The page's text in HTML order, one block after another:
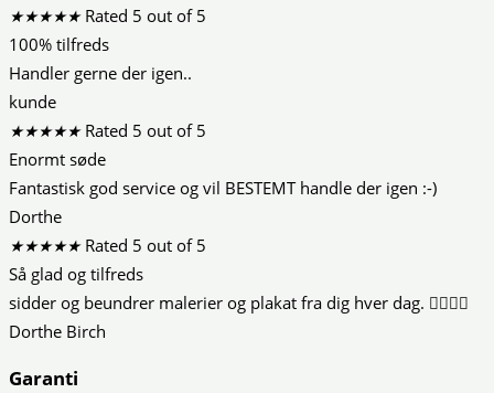
★★★★★ Rated 5 out of 5
100% tilfreds
Handler gerne der igen..
kunde
★★★★★ Rated 5 out of 5
Enormt søde
Fantastisk god service og vil BESTEMT handle der igen :-)
Dorthe
★★★★★ Rated 5 out of 5
Så glad og tilfreds
sidder og beundrer malerier og plakat fra dig hver dag. 👍🏻😍😍
Dorthe Birch
Garanti